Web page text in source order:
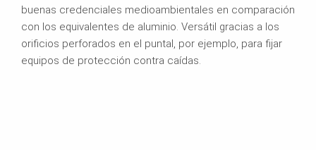
buenas credenciales medioambientales en comparación
con los equivalentes de aluminio. Versátil gracias a los
orificios perforados en el puntal, por ejemplo, para fijar
equipos de protección contra caídas.